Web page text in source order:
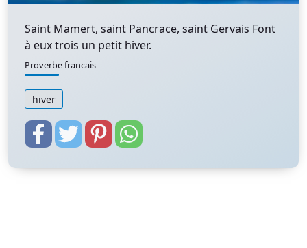
Saint Mamert, saint Pancrace, saint Gervais Font
à eux trois un petit hiver.
Proverbe francais
hiver